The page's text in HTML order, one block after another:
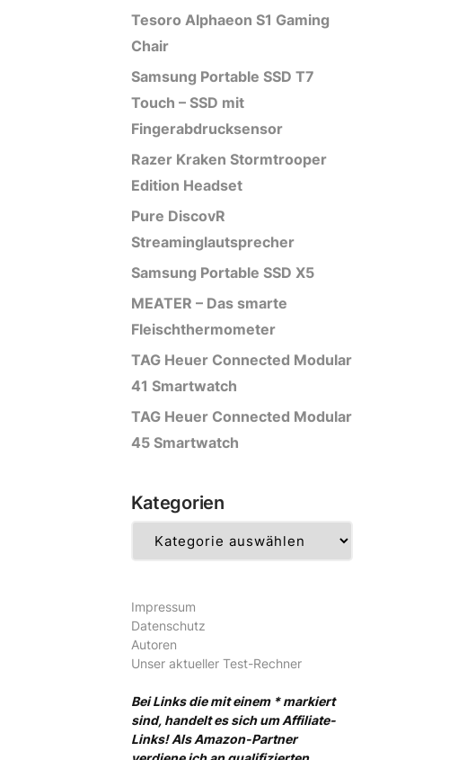
Tesoro Alphaeon S1 Gaming
Chair
Samsung Portable SSD T7
Touch – SSD mit
Fingerabdrucksensor
Razer Kraken Stormtrooper
Edition Headset
Pure DiscovR
Streaminglautsprecher
Samsung Portable SSD X5
MEATER – Das smarte
Fleischthermometer
TAG Heuer Connected Modular
41 Smartwatch
TAG Heuer Connected Modular
45 Smartwatch
Kategorien
Impressum
Datenschutz
Autoren
Unser aktueller Test-Rechner
Bei Links die mit einem * markiert
sind, handelt es sich um Affiliate-
Links! Als Amazon-Partner